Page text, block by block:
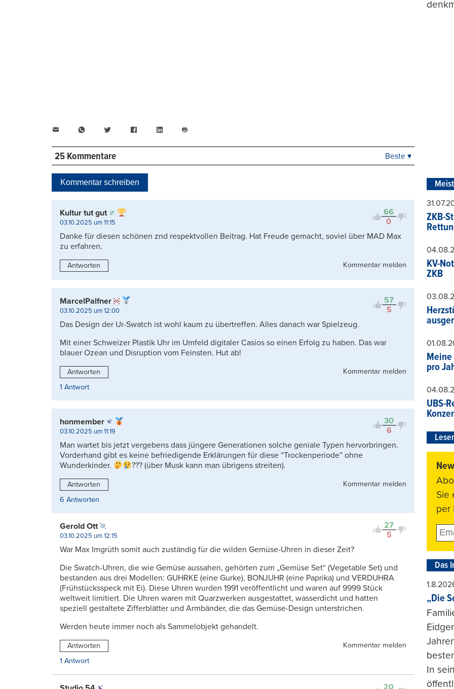
WhatsAppTwitter FacebookLinkedIn
drucken
25 Kommentare
Kontrovers
Beste ▾
Kommentar schreiben
66
0
Kultur tut gut
03.10.2025 um 11:15
Danke für diesen schönen znd respektvollen Beitrag. Hat Freude gemacht, soviel über MAD Max
zu erfahren.
Antworten Kommentar melden
57
5
MarcelPalfner
03.10.2025 um 12:00
Das Design der Ur-Swatch ist wohl kaum zu übertreffen. Alles danach war Spielzeug.
Mit einer Schweizer Plastik Uhr im Umfeld digitaler Casios so einen Erfolg zu haben. Das war
blauer Ozean und Disruption vom Feinsten. Hut ab!
Antworten
Kommentar melden
1 Antwort
30
6
honmember
03.10.2025 um 11:19
Man wartet bis jetzt vergebens dass jüngere Generationen solche geniale Typen hervorbringen.
Vorderhand gibt es keine befriedigende Erklärungen für diese “Trockenperiode” ohne
Wunderkinder.
??? (über Musk kann man übrigens streiten).
Antworten
Kommentar melden
6 Antworten
27
5
Gerold Ott
03.10.2025 um 12:15
War Max Imgrüth somit auch zuständig für die wilden Gemüse-Uhren in dieser Zeit?
Die Swatch-Uhren, die wie Gemüse aussahen, gehörten zum „Gemüse Set“ (Vegetable Set) und
bestanden aus drei Modellen: GUHRKE (eine Gurke), BONJUHR (eine Paprika) und VERDUHRA
(Frühstücksspeck mit Ei). Diese Uhren wurden 1991 veröffentlicht und waren auf 9999 Stück
weltweit limitiert. Die Uhren waren mit Quarzwerken ausgestattet, wasserdicht und hatten
speziell gestaltete Zifferblätter und Armbänder, die das Gemüse-Design unterstrichen.
Werden heute immer noch als Sammelobjekt gehandelt.
Antworten
Kommentar melden
1 Antwort
20
ZKB-
KV-
ZKB
pro
UBS-
Sie
per
Das
„Die
In